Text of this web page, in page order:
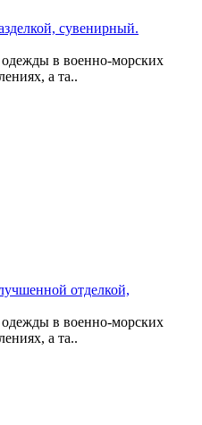
сувенирный.
в военно-морских
а та..
отделкой,
в военно-морских
а та..